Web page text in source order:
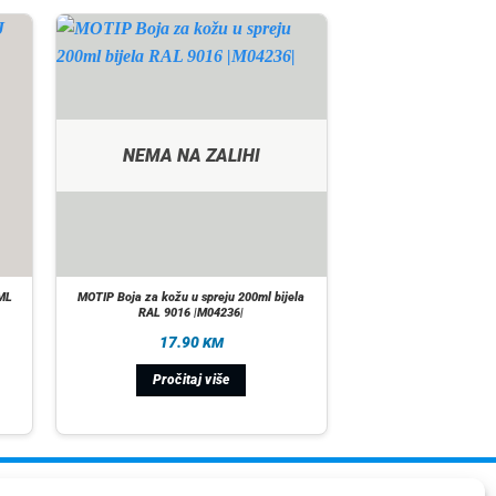
NEMA NA ZALIHI
MOTIP Boja za kožu u spreju 200ml bijela
RAL 9016 |M04236|
17.90 KM
Pročitaj više